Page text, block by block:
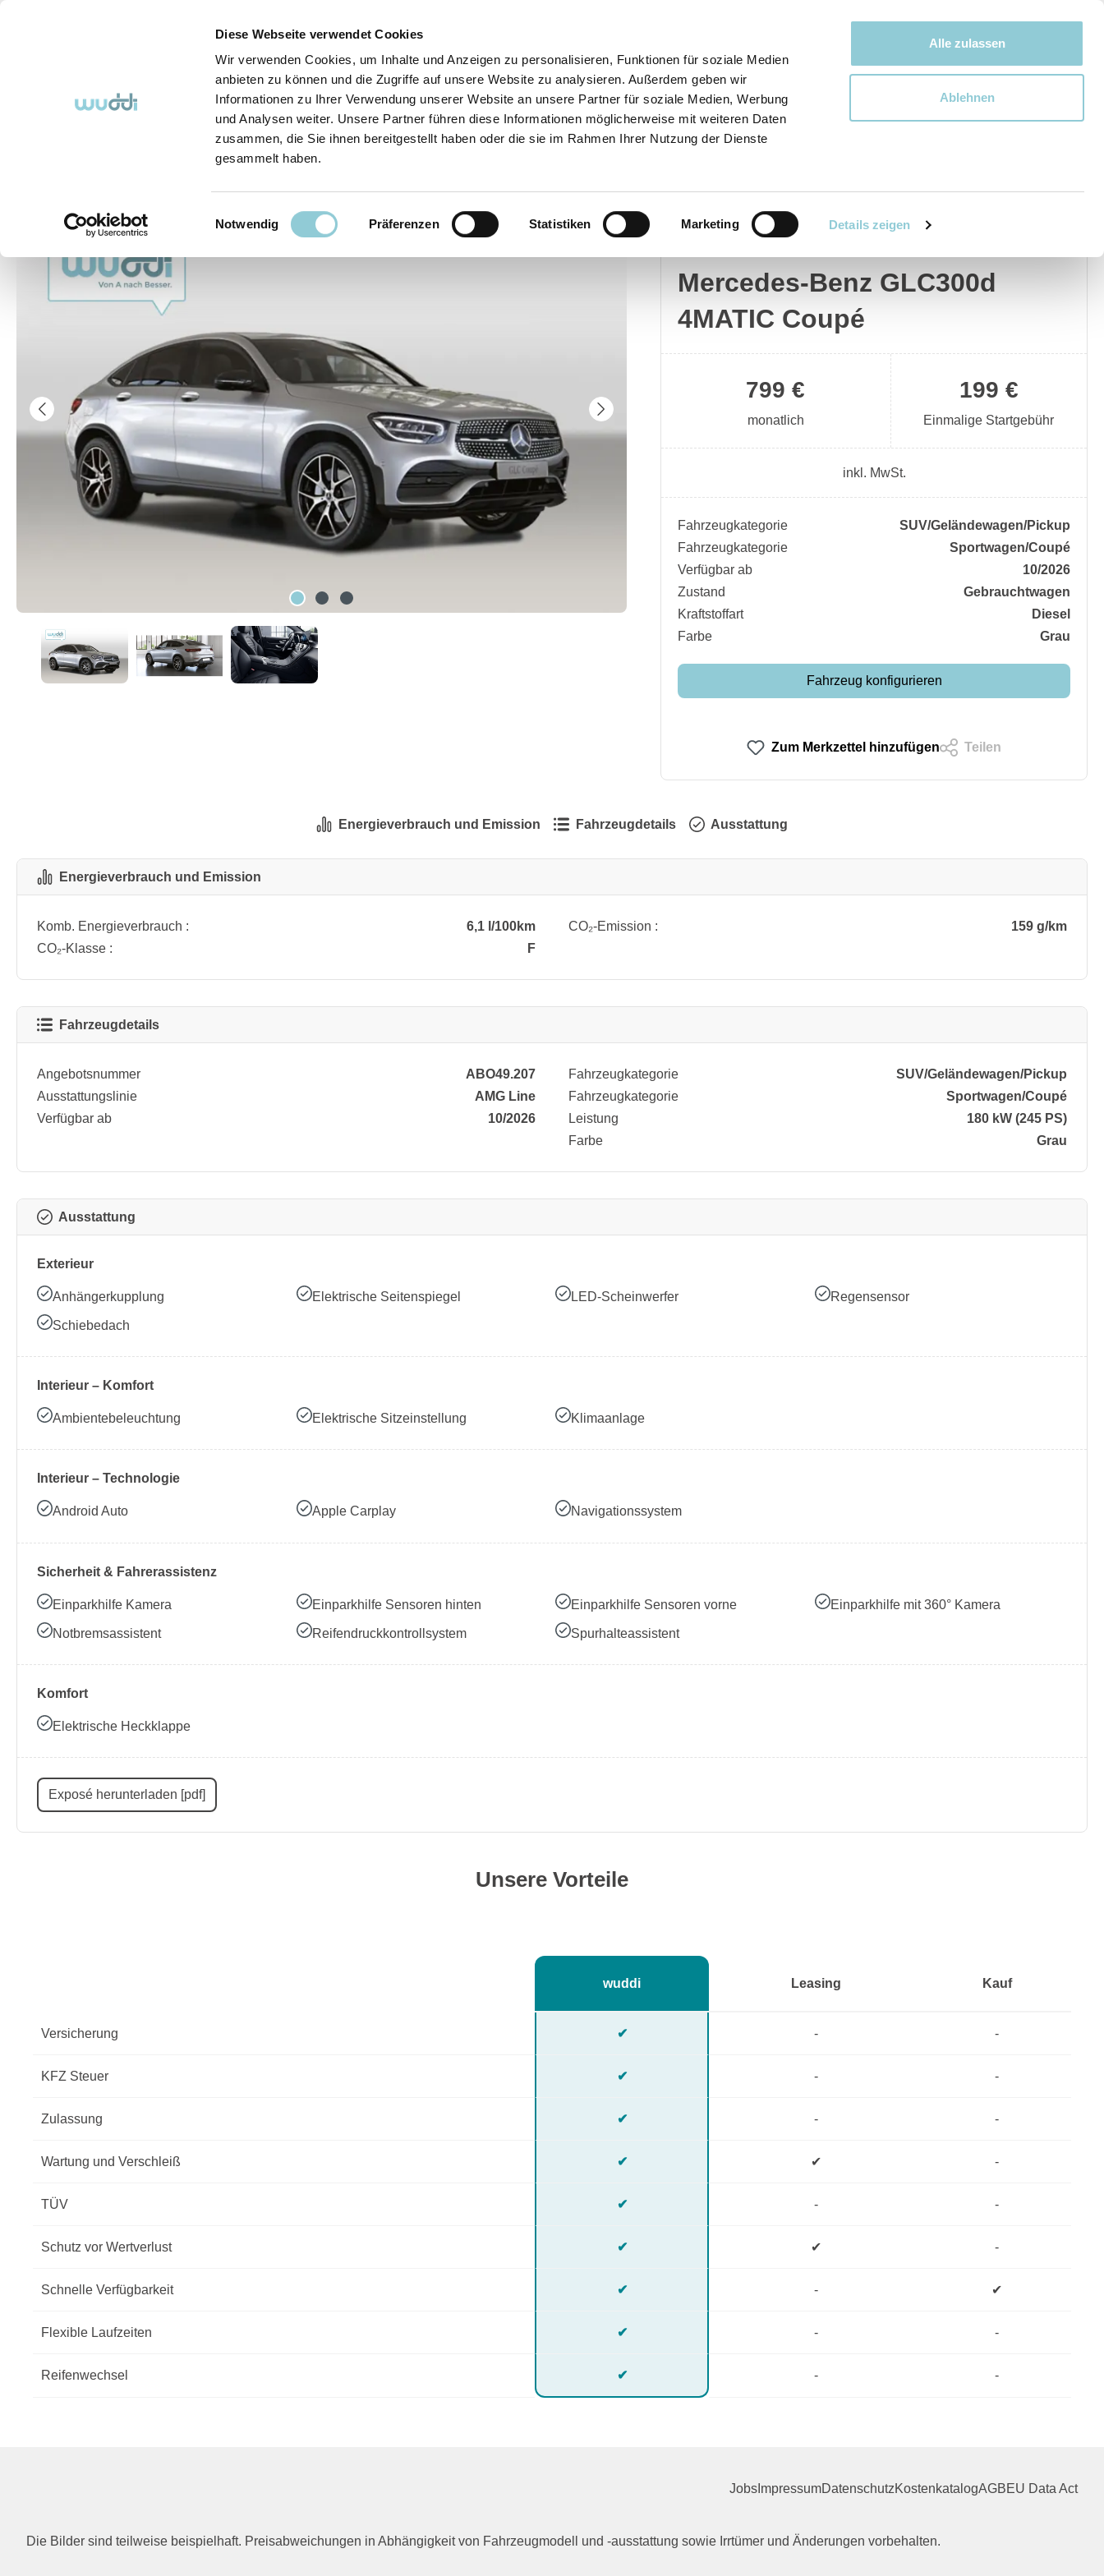
Diese Webseite verwendet Cookies
Wir verwenden Cookies, um Inhalte und Anzeigen zu personalisieren, Funktionen für soziale Medien
anbieten zu können und die Zugriffe auf unsere Website zu analysieren. Außerdem geben wir
Informationen zu Ihrer Verwendung unserer Website an unsere Partner für soziale Medien, Werbung
und Analysen weiter. Unsere Partner führen diese Informationen möglicherweise mit weiteren Daten
zusammen, die Sie ihnen bereitgestellt haben oder die sie im Rahmen Ihrer Nutzung der Dienste
gesammelt haben.
Einwilligungsauswahl
Notwendig Präferenzen Statistiken Marketing Details zeigen
Alle zulassen
Ablehnen
Bewegen bewegt uns!
Abo-Fahrzeuge So funktioniert's (FAQ) Über Uns Kontakt
Bildergalerie überspringen
Mercedes-Benz
Mercedes-Benz GLC300d
4MATIC Coupé
199 €
Einmalige Startgebühr
799 €
monatlich
inkl. MwSt.
Fahrzeugkategorie
SUV/​Geländewagen/​Pickup
Fahrzeugkategorie
Sportwagen/​Coupé
Verfügbar ab
10/2026
Zustand
Gebrauchtwagen
Kraftstoffart
Diesel
Farbe
Grau
Fahrzeug konfigurieren
Zum Merkzettel hinzufügen Teilen
Energieverbrauch und Emission Fahrzeugdetails Ausstattung
Energieverbrauch und Emission
Komb. Energieverbrauch : 6,1 l/100km CO₂-Emission :
159 g/km
CO₂-Klasse :
F
Fahrzeugdetails
Angebotsnummer
ABO49.207
Ausstattungslinie
AMG Line
Verfügbar ab
10/2026
Fahrzeugkategorie
SUV/​Geländewagen/​Pickup
Fahrzeugkategorie
Sportwagen/​Coupé
Leistung
180 kW (245 PS)
Farbe
Grau
Ausstattung
Exterieur
Anhängerkupplung Elektrische Seitenspiegel LED-Scheinwerfer Regensensor
Schiebedach
Interieur – Komfort
Ambientebeleuchtung Elektrische Sitzeinstellung Klimaanlage
Interieur – Technologie
Android Auto Apple Carplay Navigationssystem
Sicherheit & Fahrerassistenz
Einparkhilfe Kamera Einparkhilfe Sensoren hinten Einparkhilfe Sensoren vorne Einparkhilfe mit 360° Kamera
Notbremsassistent Reifendruckkontrollsystem Spurhalteassistent
Komfort
Elektrische Heckklappe
Exposé herunterladen [pdf]
Unsere Vorteile
wuddi Leasing Kauf
Versicherung ✔ - -
KFZ Steuer ✔ - -
Zulassung ✔ - -
Wartung und Verschleiß ✔ ✔ -
TÜV ✔ - -
Schutz vor Wertverlust ✔ ✔ -
Schnelle Verfügbarkeit ✔ - ✔
Flexible Laufzeiten ✔ - -
Reifenwechsel ✔ - -
Jobs ImpressumDatenschutzKostenkatalogAGBEU Data Act
Die Bilder sind teilweise beispielhaft. Preisabweichungen in Abhängigkeit von Fahrzeugmodell und -ausstattung sowie Irrtümer und Änderungen vorbehalten.